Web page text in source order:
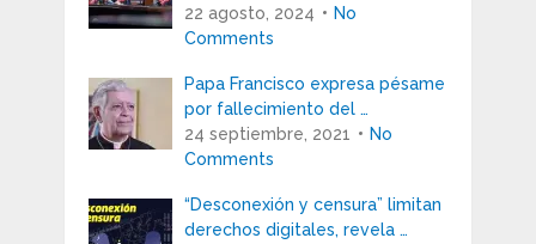
22 agosto, 2024
No
Comments
Papa Francisco expresa pésame
por fallecimiento del …
24 septiembre, 2021
No
Comments
“Desconexión y censura” limitan
derechos digitales, revela …